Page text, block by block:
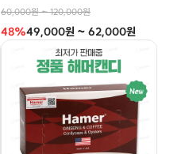
60,000원 ~ 120,000원
48%49,000원 ~ 62,000원